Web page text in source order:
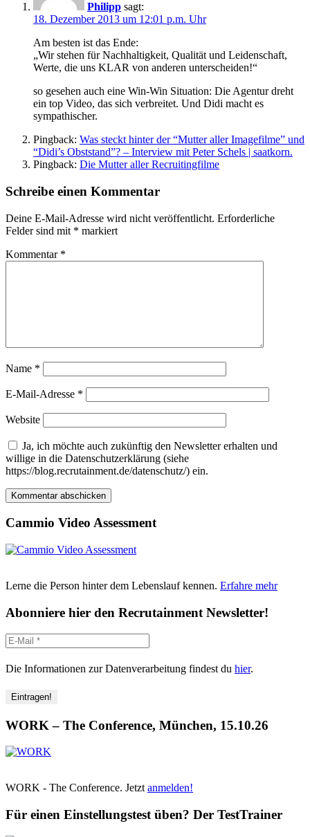
Philipp sagt:
18. Dezember 2013 um 12:01 p.m. Uhr
Am besten ist das Ende:
„Wir stehen für Nachhaltigkeit, Qualität und Leidenschaft,
Werte, die uns KLAR von anderen unterscheiden!“
so gesehen auch eine Win-Win Situation: Die Agentur dreht
ein top Video, das sich verbreitet. Und Didi macht es
sympathischer.
Pingback: Was steckt hinter der “Mutter aller Imagefilme” und
“Didi’s Obststand”? – Interview mit Peter Schels | saatkorn.
Pingback: Die Mutter aller Recruitingfilme
Schreibe einen Kommentar
Deine E-Mail-Adresse wird nicht veröffentlicht. Erforderliche
Felder sind mit * markiert
Kommentar *
Name *
E-Mail-Adresse *
Website
Ja, ich möchte auch zukünftig den Newsletter erhalten und
willige in die Datenschutzerklärung (siehe
https://blog.recrutainment.de/datenschutz/) ein.
Cammio Video Assessment
Lerne die Person hinter dem Lebenslauf kennen. Erfahre mehr
Abonniere hier den Recrutainment Newsletter!
Die Informationen zur Datenverarbeitung findest du hier.
WORK – The Conference, München, 15.10.26
WORK - The Conference. Jetzt anmelden!
Für einen Einstellungstest üben? Der TestTrainer